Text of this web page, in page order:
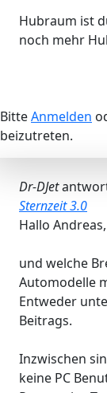
Hubraum ist
noch mehr
BitteAnmelden
beizutreten.
Dr-DJet
Sternzeit 3.0
Hallo Andreas,
und welche
Automodelle
Entweder
Beitrags.
Inzwischen
keine PC